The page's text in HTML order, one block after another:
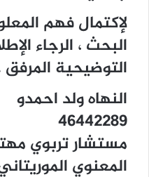
لإكتمال فهم
التوضيحية المرفق
النهاه ولد احمدو
46442289
مستشار تربوي
المعنوي